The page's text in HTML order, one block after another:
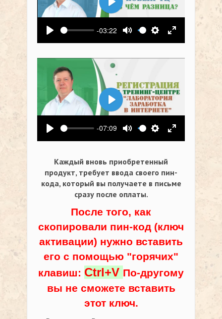
Воспроизвести
-03:22
Выключить звук
Настройки
На весь
Воспроизвести
Воспроизвести
-07:09
Выключить звук
Настройки
На весь
Воспроизвести
Каждый вновь приобретенный
продукт, требует ввода своего пин-
кода, который вы получаете в письме
сразу после оплаты.
После того, как
скопировали пин-код (ключ
активации) нужно вставить
его с помощью "горячих"
клавиш: Ctrl+V По-другому
вы не сможете вставить
этот ключ.